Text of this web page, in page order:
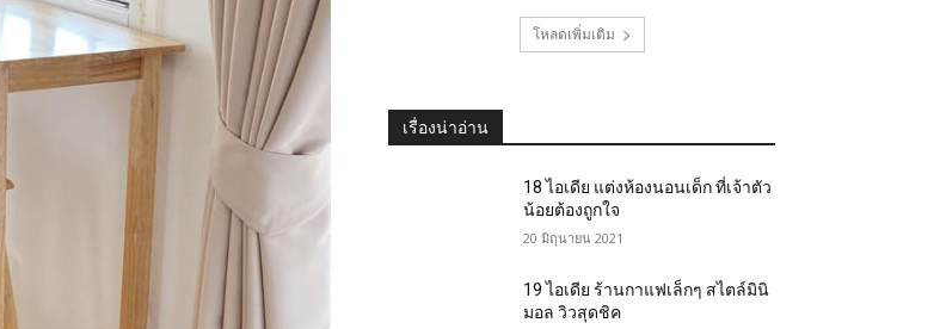
โหลดเพิ่มเติม
เรื่องน่าอ่าน
18 ไอเดีย แต่งห้องนอนเด็ก ที่เจ้าตัว
น้อยต้องถูกใจ
20 มิถุนายน 2021
19 ไอเดีย ร้านกาแฟเล็กๆ สไตล์มินิ
มอล วิวสุดชิค